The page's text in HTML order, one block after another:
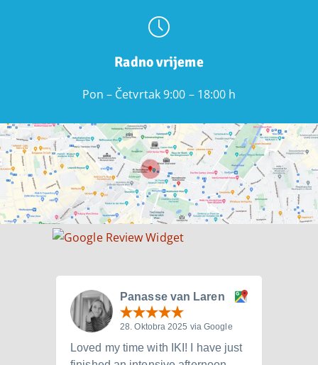
Radno vrijeme
Pon – Četvrtak 9:00 – 18:00 h
Panasse van Laren
28. Oktobra 2025 via Google
Loved my time with IKI! I have just